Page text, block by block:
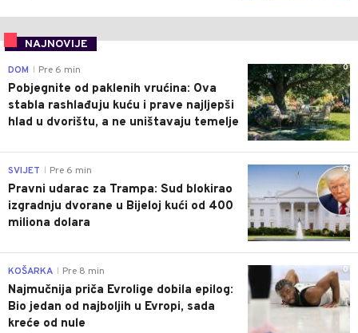
NAJNOVIJE
0
DOM Pre 6 min
Pobjegnite od paklenih vrućina: Ova
stabla rashlađuju kuću i prave najljepši
hlad u dvorištu, a ne uništavaju temelje
0
SVIJET Pre 6 min
Pravni udarac za Trampa: Sud blokirao
izgradnju dvorane u Bijeloj kući od 400
miliona dolara
0
KOŠARKA Pre 8 min
Najmučnija priča Evrolige dobila epilog:
Bio jedan od najboljih u Evropi, sada
kreće od nule